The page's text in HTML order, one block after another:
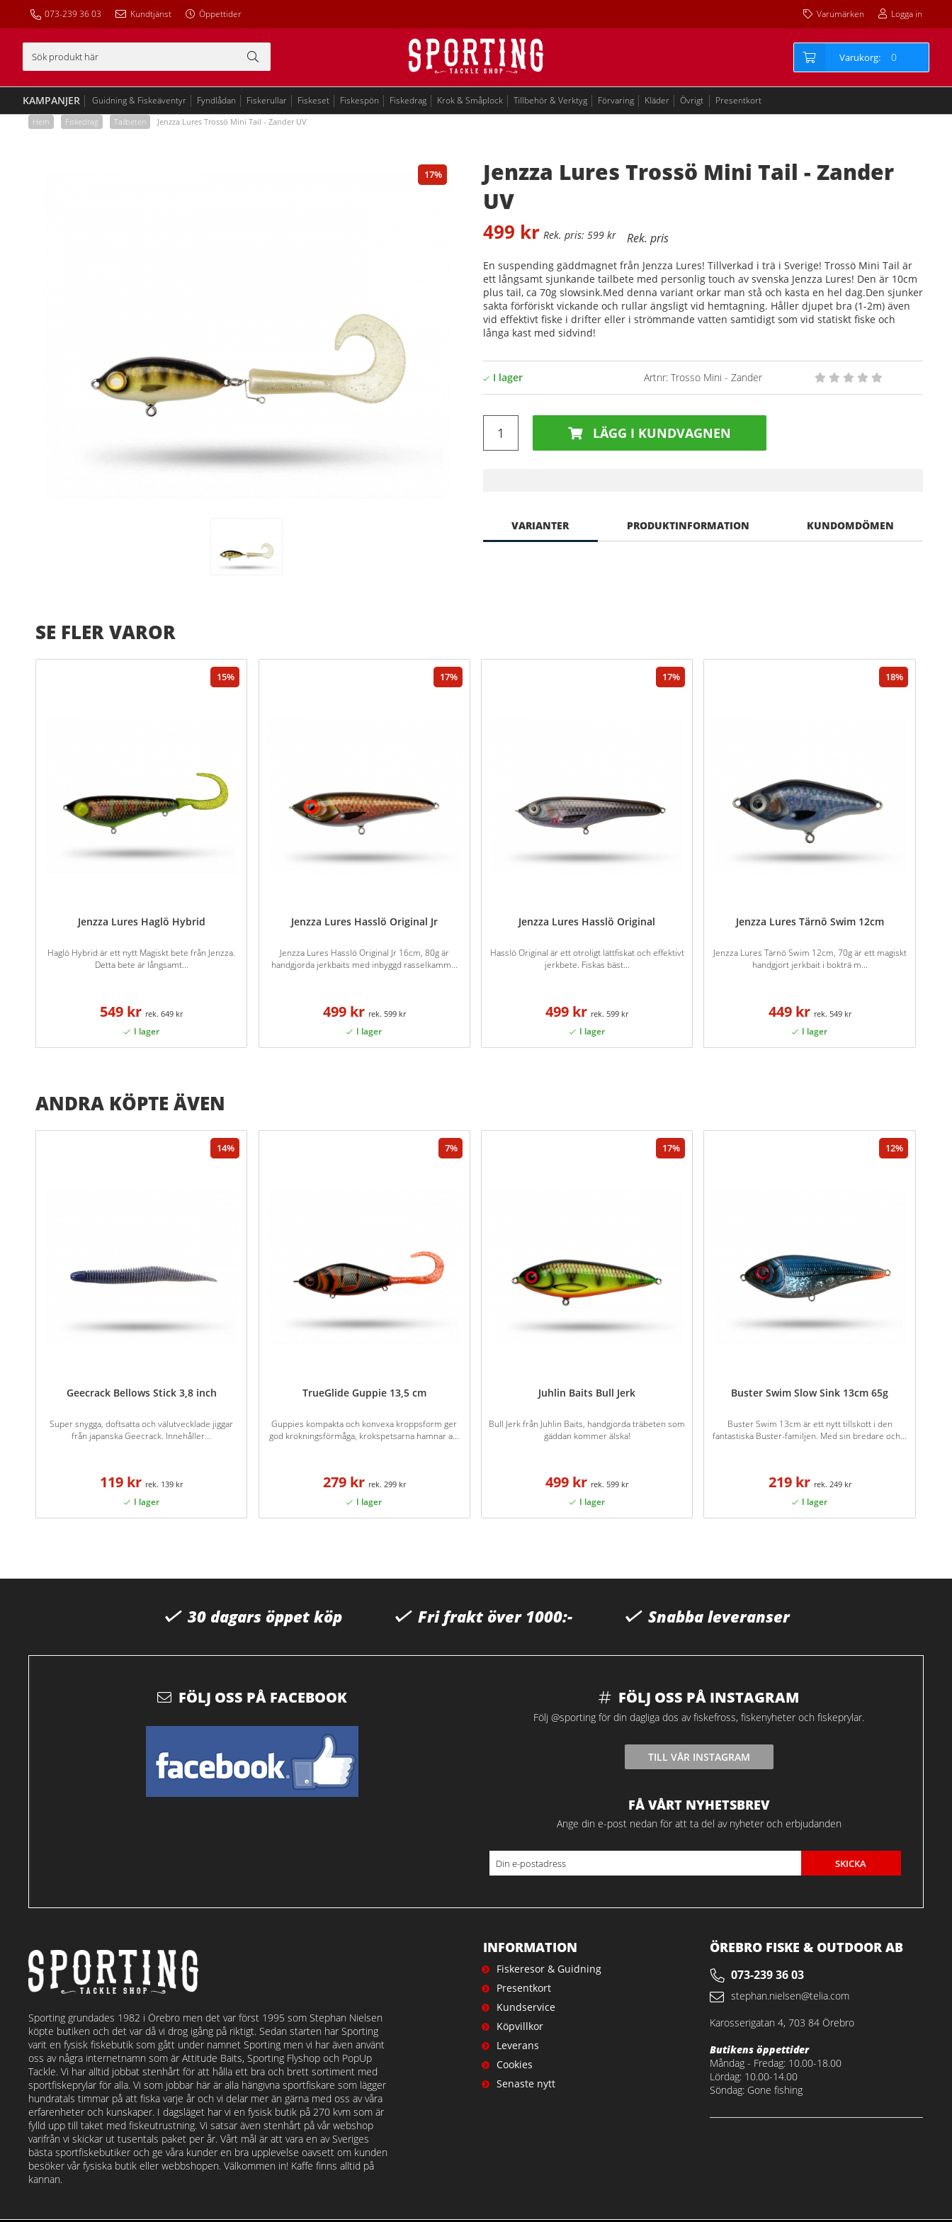
073-239 36 03 Kundtjänst Öppettider Varumärken Logga in
0
Guidning & Fiskeäventyr Fyndlådan Fiskerullar Fiskeset Fiskespön Fiskedrag Krok & Småplock Tillbehör & Verktyg Förvaring Kläder Övrigt
KAMPANJER Presentkort
Hem Fiskedrag Tailbeten Jenzza Lures Trossö Mini Tail - Zander UV
17
Jenzza Lures Trossö Mini Tail - Zander
UV
599kr
499 kr
En suspending gäddmagnet från Jenzza Lures! Tillverkad i trä i Sverige! Trossö Mini Tail är
ett långsamt sjunkande tailbete med personlig touch av svenska Jenzza Lures! Den är 10cm
plus tail, ca 70g slowsink.Med denna variant orkar man stå och kasta en hel dag.Den sjunker
sakta förföriskt vickande och rullar ängsligt vid hemtagning. Håller djupet bra (1-2m) även
vid effektivt fiske i drifter eller i strömmande vatten samtidigt som vid statiskt fiske och
långa kast med sidvind!
Artnr: Trosso Mini - Zander
LÄGG I KUNDVAGNEN
VARIANTER PRODUKTINFORMATION KUNDOMDÖMEN
SE FLER VAROR
15
Jenzza Lures Haglö Hybrid
Haglö Hybrid är ett nytt Magiskt bete från Jenzza.
Detta bete är långsamt...
549 kr 649 kr
17
Jenzza Lures Hasslö Original Jr
Jenzza Lures Hasslö Original Jr 16cm, 80g är
handgjorda jerkbaits med inbyggd rasselkamm...
499 kr 599 kr
17
Jenzza Lures Hasslö Original
Hasslö Original är ett otroligt lättfiskat och effektivt
jerkbete. Fiskas bäst...
499 kr 599 kr
18
Jenzza Lures Tärnö Swim 12cm
Jenzza Lures Tärnö Swim 12cm, 70g är ett magiskt
handgjort jerkbait i bokträ m...
449 kr 549 kr
ANDRA KÖPTE ÄVEN
14
Geecrack Bellows Stick 3,8 inch
Super snygga, doftsatta och välutvecklade jiggar
från japanska Geecrack. Innehåller...
119 kr 139 kr
7
TrueGlide Guppie 13,5 cm
Guppies kompakta och konvexa kroppsform ger
god krokningsförmåga, krokspetsarna hamnar a...
279 kr 299 kr
17
Juhlin Baits Bull Jerk
Bull Jerk från Juhlin Baits, handgjorda träbeten som
gäddan kommer älska!
499 kr 599 kr
12
Buster Swim Slow Sink 13cm 65g
Buster Swim 13cm är ett nytt tillskott i den
fantastiska Buster-familjen. Med sin bredare och...
219 kr 249 kr
30 dagars öppet köp Fri frakt över 1000:- Snabba leveranser
FÖLJ OSS PÅ FACEBOOK FÖLJ OSS PÅ INSTAGRAM
Följ @sporting för din dagliga dos av fiskefross, fiskenyheter och fiskeprylar.
TILL VÅR INSTAGRAM
FÅ VÅRT NYHETSBREV
Ange din e-post nedan för att ta del av nyheter och erbjudanden
SKICKA
Sporting grundades 1982 i Örebro men det var först 1995 som Stephan Nielsen
köpte butiken och det var då vi drog igång på riktigt. Sedan starten har Sporting
varit en fysisk fiskebutik som gått under namnet Sporting men vi har även använt
oss av några internetnamn som är Attitude Baits, Sporting Flyshop och PopUp
Tackle. Vi har alltid jobbat stenhårt för att hålla ett bra och brett sortiment med
sportfiskeprylar för alla. Vi som jobbar här är alla hängivna sportfiskare som lägger
hundratals timmar på att fiska varje år och vi delar mer än gärna med oss av våra
erfarenheter och kunskaper. I dagsläget har vi en fysisk butik på 270 kvm som är
fylld upp till taket med fiskeutrustning. Vi satsar även stenhårt på vår webshop
varifrån vi skickar ut tusentals paket per år. Vårt mål är att vara en av Sveriges
bästa sportfiskebutiker och ge våra kunder en bra upplevelse oavsett om kunden
besöker vår fysiska butik eller webbshopen. Välkommen in! Kaffe finns alltid på
kannan.
INFORMATION
Fiskeresor & Guidning
Presentkort
Kundservice
Köpvillkor
Leverans
Cookies
Senaste nytt
ÖREBRO FISKE & OUTDOOR AB
073-239 36 03
stephan.nielsen@telia.com
Karosserigatan 4, 703 84 Örebro
Butikens öppettider
Måndag - Fredag: 10.00-18.00
Lördag: 10.00-14.00
Söndag: Gone fishing